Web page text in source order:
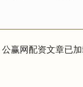
公赢网配资文章已